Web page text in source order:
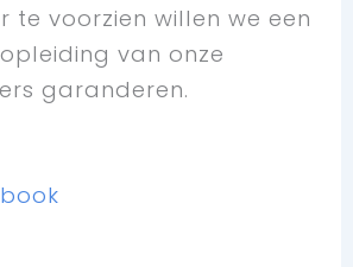
te voorzien willen we een
van onze
garanderen.